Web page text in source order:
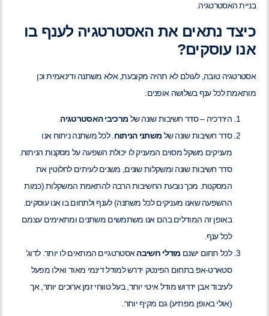
בניית האסטרטגיה.
כיצד נתאים את האסטרטגיה לענף בו
אנו עוסקים?
אסטרטגיה טובה, לעולם לא תהיה מקובעת, אלא משתנה ודינאמית וכן
מותאמת לכל ענף בשלושה אופנים:
היררכיה – סדר חשיבות שונה של מרכיבי האסטרטגיה
סדר חשיבות שונה של משתני הניתוח . לכל משתנה ניתוח אנו
מעניקים משקל מסוים המעניק לו יכולת השפעה על מסקנות הניתוח.
סדר חשיבות שונה ומשקלות שונים, משנים לעיתים לחלוטין את
המסקנות. מכך נובעת החשיבות הרבה להתאמת המשקלות (כמות
ההשפעה שאנו מעניקים לכל משתנה) לענף ולתחום בו אנו עוסקים.
באופן זה המודלים בהם אנו משתמשים משתנים ומתאימים עצמם
לכל ענף.
לכל תחום ישנם מודלי חשיבהאסטרטגיים המתאים לו יותר. לדוג'
סטארט-אפ בתחום הפינטק ידרש למודל דינמי מאוד ואילו מפעל
לעיבוד אבן ידרוש מודל איטי יותר, בעל טווחי זמן ארוכים יותר, אך
(אולי באופן מפתיע) גם מקיף יותר.